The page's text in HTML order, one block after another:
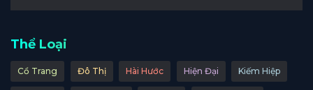
Thể Loại
Cổ Trang Đô Thị Hài Hước Hiện Đại Kiếm Hiệp